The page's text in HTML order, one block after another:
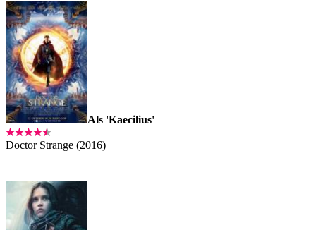
Als 'Kaecilius'
Doctor Strange (2016)